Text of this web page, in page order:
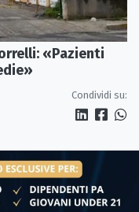
«Pazienti
Condividi su: